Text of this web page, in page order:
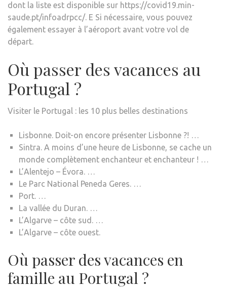
dont la liste est disponible sur https://covid19.min-
saude.pt/infoadrpcc/. E Si nécessaire, vous pouvez
également essayer à l’aéroport avant votre vol de
départ.
Où passer des vacances au
Portugal ?
Visiter le Portugal : les 10 plus belles destinations
Lisbonne. Doit-on encore présenter Lisbonne ?! …
Sintra. A moins d’une heure de Lisbonne, se cache un
monde complètement enchanteur et enchanteur ! …
L’Alentejo – Évora. …
Le Parc National Peneda Geres. …
Port. …
La vallée du Duran. …
L’Algarve – côte sud. …
L’Algarve – côte ouest.
Où passer des vacances en
famille au Portugal ?